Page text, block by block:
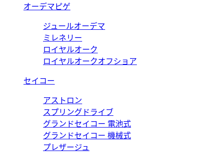
オーデマピゲ
ジュールオーデマ
ミレネリー
ロイヤルオーク
ロイヤルオークオフショア
セイコー
アストロン
スプリングドライブ
グランドセイコー 電池式
グランドセイコー 機械式
プレザージュ